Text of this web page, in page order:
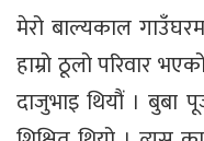
मेरो बाल्यकाल
हाम्रो ठूलो परिवार
दाजुभाइ थियौं । बुबा